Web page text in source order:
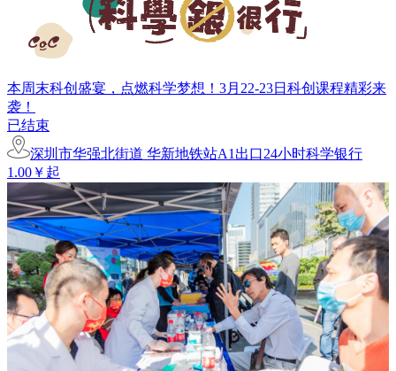
本周末科创盛宴，点燃科学梦想！3月22-23日科创课程精彩来
袭！
已结束
深圳市华强北街道 华新地铁站A1出口24小时科学银行
1.00￥起